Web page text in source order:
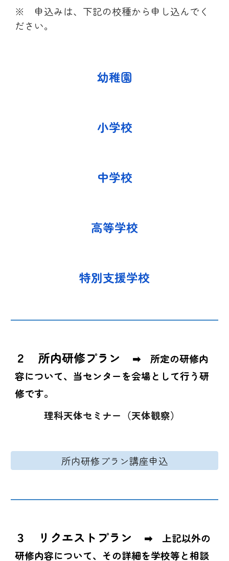
※ 申込みは、下記の校種から申し込んでく
ださい。
幼稚園
小学校
中学校
高等学校
特別支援学校
２ 所内研修プラン
➡ 所定の研修内
容について、当センターを会場として行う研
修です。
理科天体セミナー（天体観察）
所内研修プラン講座申込
３ リクエスト プラン ➡上記以外の
研修内容について、その詳細を学校等と相談